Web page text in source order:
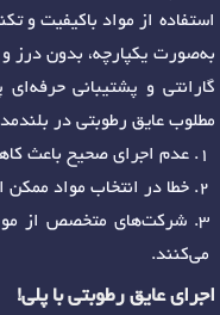
استفاده از مواد باکیفیت و
به‌صورت یکپارچه، بدون درز و
گارانتی و پشتیبانی
مطلوب عایق رطوبتی در
عدم اجرای صحیح باعث
خطا در انتخاب مواد
شرکت‌های متخصص از
می‌کنند.
اجرای عایق رطوبتی با پلی!